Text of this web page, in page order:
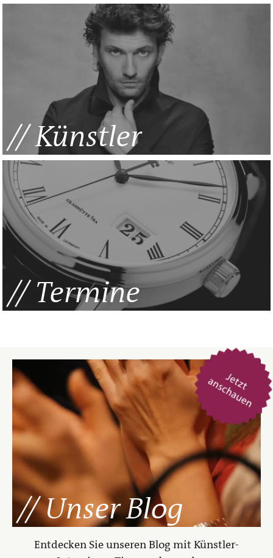
Künstler
Termine
Unser Blog
Entdecken Sie unseren Blog mit Künstler-